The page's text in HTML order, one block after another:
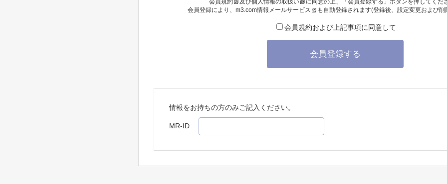
会員規約 及び個人情報の取扱い
に同意の上、「会員登録する」ボタンを押してくだ
会員登録により、 m3.com情報メールサービス も自動登録されます(登録後、設定変更および
会員規約および上記事項に同意して
会員登録する
情報をお持ちの方のみご記入ください。
MR-ID